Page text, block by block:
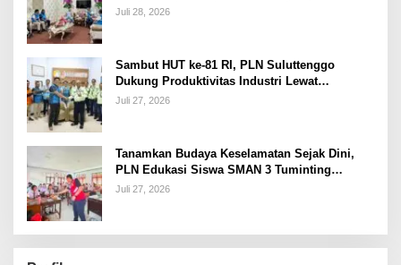
Keandalan Sistem Kelistrikan hingga
Juli 28, 2026
Sambut HUT ke-81 RI, PLN Suluttenggo
Dukung Produktivitas Industri Lewat
Penambahan Daya PT J Resources Bolaang
Juli 27, 2026
Tanamkan Budaya Keselamatan Sejak Dini,
PLN Edukasi Siswa SMAN 3 Tuminting
Manado Soal Bahaya Listrik
Juli 27, 2026